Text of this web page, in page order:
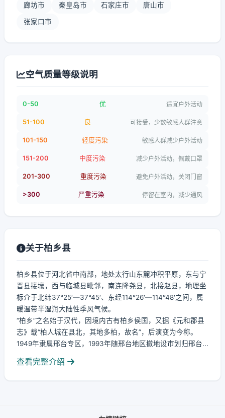
廊坊市 秦皇岛市 石家庄市 唐山市
张家口市
空气质量等级说明
0-50 优 适宜户外活动
51-100 良 可接受，少数敏感人群注意
101-150 轻度污染 敏感人群减少户外活动
151-200 中度污染 减少户外活动，佩戴口罩
201-300 重度污染 避免户外活动，关闭门窗
>300 严重污染 停留在室内，减少通风
关于柏乡县
柏乡县位于河北省中南部，地处太行山东麓冲积平原，东与宁
晋县接壤，西与临城县毗邻，南连隆尧县，北接赵县，地理坐
标介于北纬37°25′—37°45′、东经114°26′—114°48′之间，属
暖温带半湿润大陆性季风气候。
“柏乡”之名始于汉代，因境内古有柏乡侯国，又据《元和郡县
志》载“柏人城在县北，其地多柏，故名”，后演变为今称。
1949年隶属邢台专区，1993年随邢台地区撤地设市划归邢台...
查看完整介绍